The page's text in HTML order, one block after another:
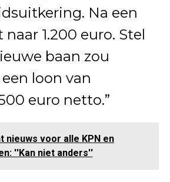
Na een
1.200 euro. Stel
baan zou
loon van
euro netto.”
nieuws voor alle KPN en
''Kan niet anders''